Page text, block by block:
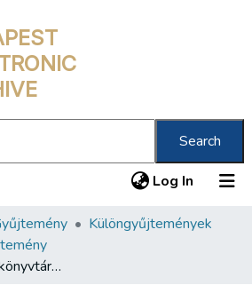
Search
Log In (current)
Különgyűjtemények
A szakszervezeti könyvtárak területi szerepe és a tanácsi segítség